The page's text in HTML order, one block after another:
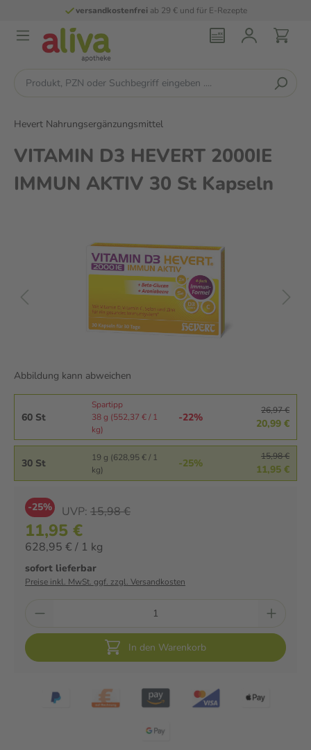
versandkostenfreiab 29 € und für E-Rezepte
Hevert Nahrungsergänzungsmittel
VITAMIN D3 HEVERT 2000IE
IMMUN AKTIV 30 St Kapseln
Abbildung kann abweichen
60 St
Spartipp
38 g (552,37 € / 1
kg)
-22%
26,97 €
20,99 €
30 St
19 g (628,95 € / 1
kg)
-25%
15,98 €
11,95 €
-25% UVP: 15,98 €
11,95 €
628,95 € / 1 kg
sofort lieferbar
Preise inkl. MwSt. ggf. zzgl. Versandkosten
In den Warenkorb